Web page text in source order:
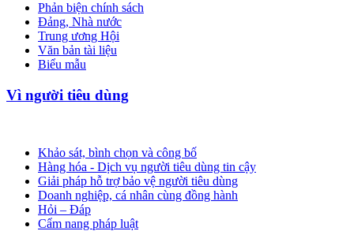
Phản biện chính sách
Đảng, Nhà nước
Trung ương Hội
Văn bản tài liệu
Biểu mẫu
Vì người tiêu dùng
Khảo sát, bình chọn và công bố
Hàng hóa - Dịch vụ người tiêu dùng tin cậy
Giải pháp hỗ trợ bảo vệ người tiêu dùng
Doanh nghiệp, cá nhân cùng đồng hành
Hỏi – Đáp
Cẩm nang pháp luật